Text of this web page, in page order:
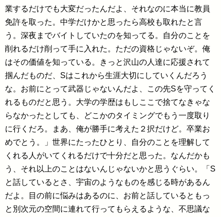
業するだけでも大変だったんだよ、それなのに本当に教員
免許を取った。中学だけかと思ったら高校も取れたと言
う。深夜までバイトしていたのを知ってる。自分のことを
削れるだけ削って手に入れた。ただの資格じゃないぞ。俺
はその価値を知っている。きっと沢山の人達に応援されて
掴んだものだ、Sはこれから生涯大切にしていくんだろう
な。お前にとって武器じゃないんだよ、この先Sを守ってく
れるものだと思う。大学の学歴はもしここで捨てなきゃな
らなかったとしても、どこかのタイミングでもう一度取り
に行くだろ。まあ、俺が勝手に考えた２択だけど。卒業お
めでとう。」世界にたったひとり、自分のことを理解して
くれる人がいてくれるだけで十分だと思った。なんだかも
う、それ以上のことはないんじゃないかと思うぐらい。「S
と話しているとさ、宇宙のようなものを感じる時があるん
だよ。目の前に悩みはあるのに、お前と話しているともっ
と別次元の空間に連れて行ってもらえるような、不思議な